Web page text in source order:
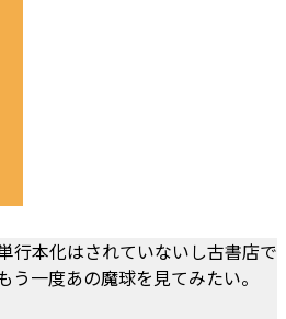
行本化はされていないし古書店で
う一度あの魔球を見てみたい。